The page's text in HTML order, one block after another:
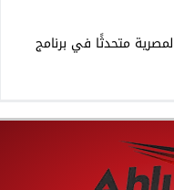
متحدثًا في برنامج